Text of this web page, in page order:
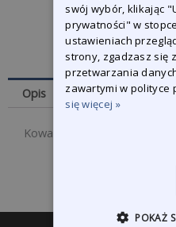
Opis
Kowadełko blacharskiew
swój wybór, klikając
prywatności" w
ustawieniach
strony, zgadzasz się
przetwarzania
zawartymi w polityce
się więcej »
POKAŻ